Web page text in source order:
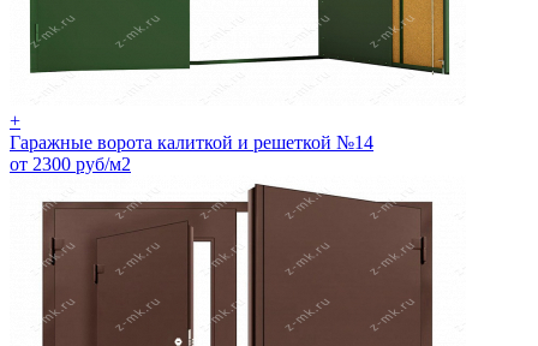
+
Гаражные ворота калиткой и решеткой №14
от 2300 руб/м2